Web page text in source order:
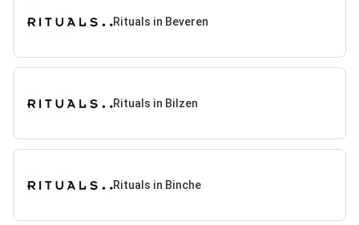
Rituals in Beveren
Rituals in Bilzen
Rituals in Binche